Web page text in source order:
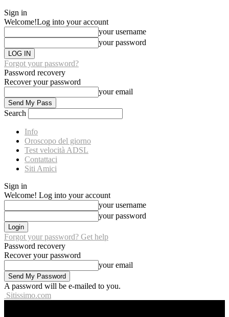
Sign in
Welcome!Log into your account
your username
your password
Forgot your password?
Password recovery
Recover your password
your email
Search
Info
Oroscopo del giorno
Test velocità ADSL
Contattaci
Siti Amici
Sign in
Welcome! Log into your account
your username
your password
Forgot your password? Get help
Password recovery
Recover your password
your email
A password will be e-mailed to you.
Sitissimo.com